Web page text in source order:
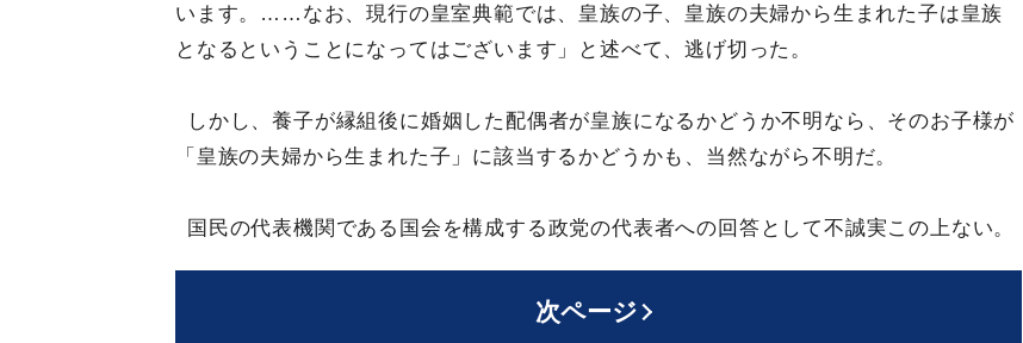
います。……なお、現行の皇室典範では、皇族の子、皇族の夫婦から生まれた子は皇族
となるということになってはございます」と述べて、逃げ切った。
しかし、養子が縁組後に婚姻した配偶者が皇族になるかどうか不明なら、そのお子様が
「皇族の夫婦から生まれた子」に該当するかどうかも、当然ながら不明だ。
国民の代表機関である国会を構成する政党の代表者への回答として不誠実この上ない。
次ページ